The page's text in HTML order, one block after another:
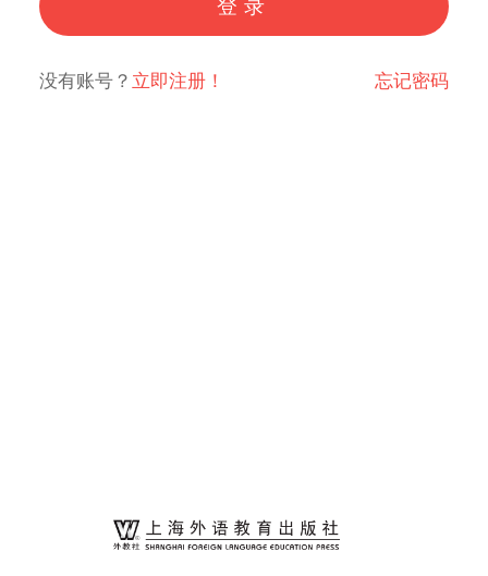
登录
没有账号？ 立即注册！ 忘记密码